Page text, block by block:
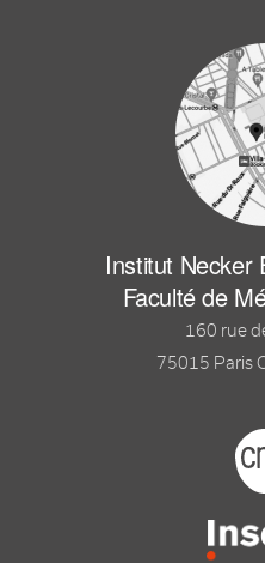
Institut Necker
Faculté de
160 rue
75015 Paris
Footer logo